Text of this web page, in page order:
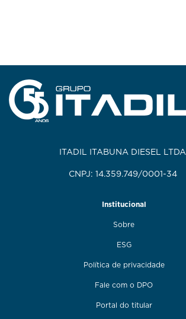
ITADIL ITABUNA DIESEL LTDA
CNPJ: 14.359.749/0001-34
Institucional
Sobre
ESG
Política de privacidade
Fale com o DPO
Portal do titular